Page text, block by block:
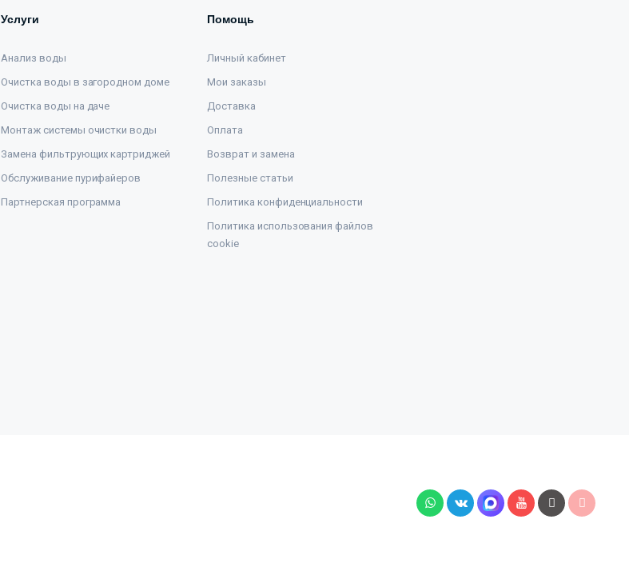
Услуги
Анализ воды
Очистка воды в загородном доме
Очистка воды на даче
Монтаж системы очистки воды
Замена фильтрующих картриджей
Обслуживание пурифайеров
Партнерская программа
Помощь
Личный кабинет
Мои заказы
Доставка
Оплата
Возврат и замена
Полезные статьи
Политика конфиденциальности
Политика использования файлов
cookie